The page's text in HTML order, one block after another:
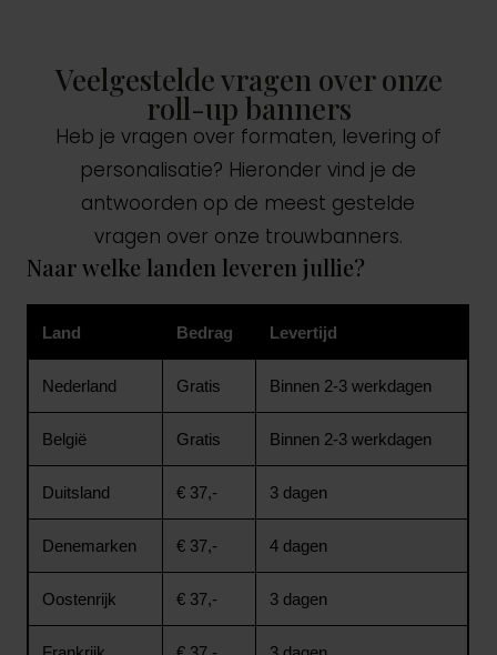
Veelgestelde vragen over onze
roll-up banners
Heb je vragen over formaten, levering of
personalisatie? Hieronder vind je de
antwoorden op de meest gestelde
vragen over onze trouwbanners.
Naar welke landen leveren jullie?
Land Bedrag Levertijd
Nederland Gratis Binnen 2-3 werkdagen
België Gratis Binnen 2-3 werkdagen
Duitsland € 37,- 3 dagen
Denemarken € 37,- 4 dagen
Oostenrijk € 37,- 3 dagen